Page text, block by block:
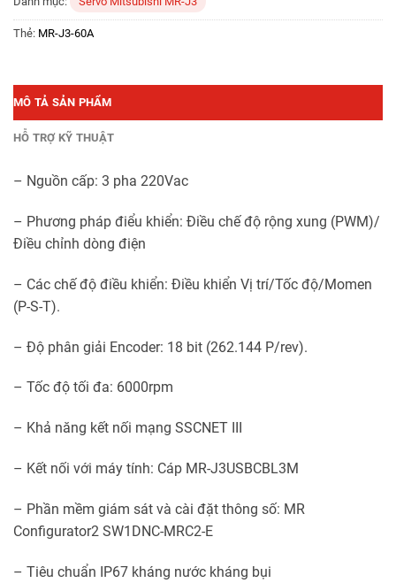
Thẻ: MR-J3-60A
MÔ TẢ SẢN PHẨM
HỖ TRỢ KỸ THUẬT
– Nguồn cấp: 3 pha 220Vac
– Phương pháp điểu khiển: Điều chế độ rộng xung (PWM)/
Điều chỉnh dòng điện
– Các chế độ điều khiển: Điều khiển Vị trí/Tốc độ/Momen
(P-S-T).
– Độ phân giải Encoder: 18 bit (262.144 P/rev).
– Tốc độ tối đa: 6000rpm
– Khả năng kết nối mạng SSCNET III
– Kết nối với máy tính: Cáp MR-J3USBCBL3M
– Phần mềm giám sát và cài đặt thông số: MR
Configurator2 SW1DNC-MRC2-E
– Tiêu chuẩn IP67 kháng nước kháng bụi